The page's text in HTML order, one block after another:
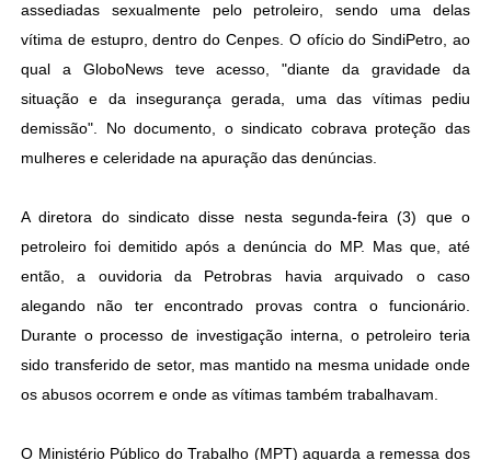
assediadas sexualmente pelo petroleiro, sendo uma delas
vítima de estupro, dentro do Cenpes. O ofício do SindiPetro, ao
qual a GloboNews teve acesso, "diante da gravidade da
situação e da insegurança gerada, uma das vítimas pediu
demissão". No documento, o sindicato cobrava proteção das
mulheres e celeridade na apuração das denúncias.
A diretora do sindicato disse nesta segunda-feira (3) que o
petroleiro foi demitido após a denúncia do MP. Mas que, até
então, a ouvidoria da Petrobras havia arquivado o caso
alegando não ter encontrado provas contra o funcionário.
Durante o processo de investigação interna, o petroleiro teria
sido transferido de setor, mas mantido na mesma unidade onde
os abusos ocorrem e onde as vítimas também trabalhavam.
O Ministério Público do Trabalho (MPT) aguarda a remessa dos